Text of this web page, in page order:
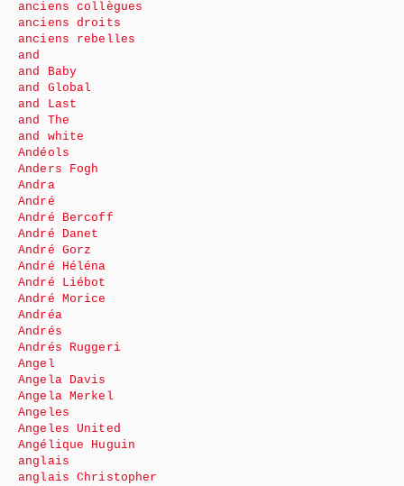
anciens collègues
anciens droits
anciens rebelles
and
and Baby
and Global
and Last
and The
and white
Andéols
Anders Fogh
Andra
André
André Bercoff
André Danet
André Gorz
André Héléna
André Liébot
André Morice
Andréa
Andrés
Andrés Ruggeri
Angel
Angela Davis
Angela Merkel
Angeles
Angeles United
Angélique Huguin
anglais
anglais Christopher